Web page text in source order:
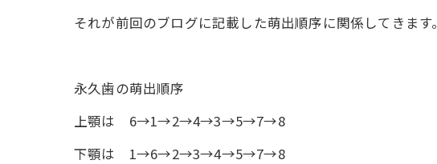
それが前回のブログに記載した萌出順序に関係してきます。
永久歯の萌出順序
上顎は 6→1→2→4→3→5→7→8
下顎は 1→6→2→3→4→5→7→8